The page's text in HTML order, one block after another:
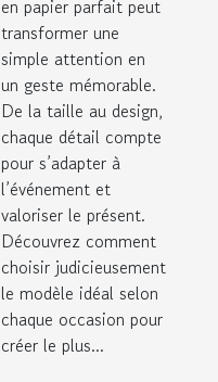
en papier parfait peut
transformer une
simple attention en
un geste mémorable.
De la taille au design,
chaque détail compte
pour s’adapter à
l’événement et
valoriser le présent.
Découvrez comment
choisir judicieusement
le modèle idéal selon
chaque occasion pour
créer le plus...